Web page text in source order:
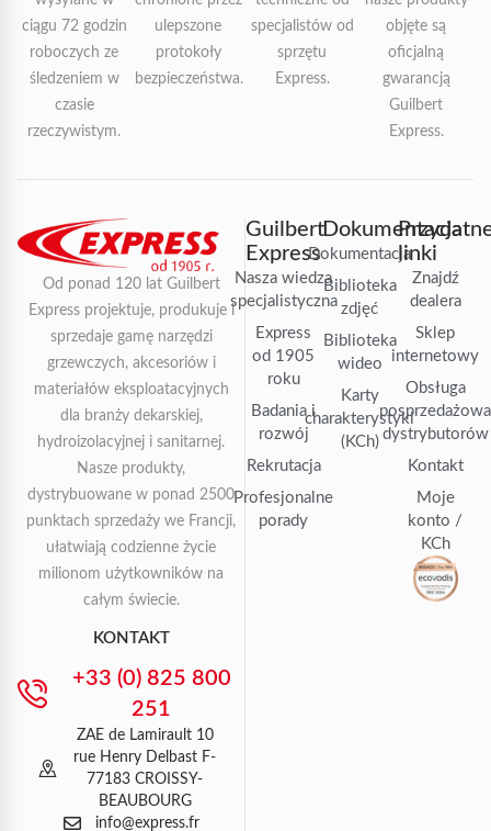
ciągu 72 godzin
roboczych ze
śledzeniem w
czasie
rzeczywistym.
ulepszone
protokoły
bezpieczeństwa.
specjalistów od
sprzętu
Express.
objęte są
oficjalną
gwarancją
Guilbert
Express.
Od ponad 120 lat Guilbert
Express projektuje, produkuje i
sprzedaje gamę narzędzi
grzewczych, akcesoriów i
materiałów eksploatacyjnych
dla branży dekarskiej,
hydroizolacyjnej i sanitarnej.
Nasze produkty,
dystrybuowane w ponad 2500
punktach sprzedaży we Francji,
ułatwiają codzienne życie
milionom użytkowników na
całym świecie.
KONTAKT
+33 (0) 825 800
251
ZAE de Lamirault 10
rue Henry Delbast F-
77183 CROISSY-
BEAUBOURG
info@express.fr
Guilbert
Express
Nasza wiedza
specjalistyczna
Express
od 1905
roku
Badania i
rozwój
Rekrutacja
Profesjonalne
porady
Dokumentacja
Dokumentacja
Biblioteka
zdjęć
Biblioteka
wideo
Karty
charakterystyki
(KCh)
linki
Znajdź
dealera
Sklep
internetowy
Obsługa
posprzedażowa
dystrybutorów
Kontakt
Moje
konto /
KCh